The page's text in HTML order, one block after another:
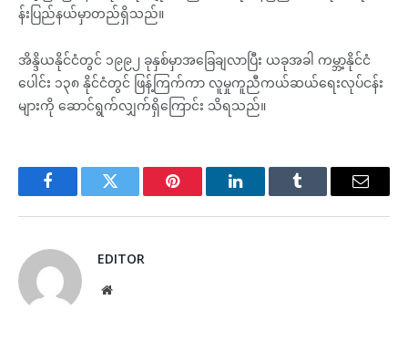
န်းပြည်နယ်မှာတည်ရှိသည်။
အိန္ဒိယနိုင်ငံတွင် ၁၉၉၂ ခုနှစ်မှာအခြေချလာပြီး ယခုအခါ ကမ္ဘာ့နိုင်ငံ
ပေါင်း ၁၃၈ နိုင်ငံတွင် ဖြန့်ကြက်ကာ လူမှုကူညီကယ်ဆယ်ရေးလုပ်ငန်း
များကို ဆောင်ရွက်လျှက်ရှိကြောင်း သိရသည်။
FacebookTwitter Pinterest LinkedInTumblr Email
EDITOR
Website